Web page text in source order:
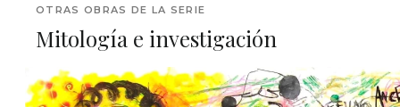
OTRAS OBRAS DE LA SERIE
Mitología e investigación